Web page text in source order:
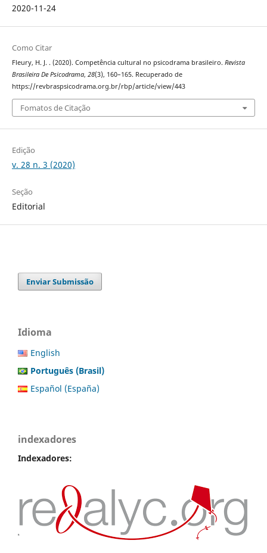
2020-11-24
Como Citar
Fleury, H. J. . (2020). Competência cultural no psicodrama brasileiro. Revista
Brasileira De Psicodrama, 28(3), 160–165. Recuperado de
https://revbraspsicodrama.org.br/rbp/article/view/443
Fomatos de Citação
Edição
v. 28 n. 3 (2020)
Seção
Editorial
Enviar Submissão
Idioma
English
Português (Brasil)
Español (España)
indexadores
Indexadores: